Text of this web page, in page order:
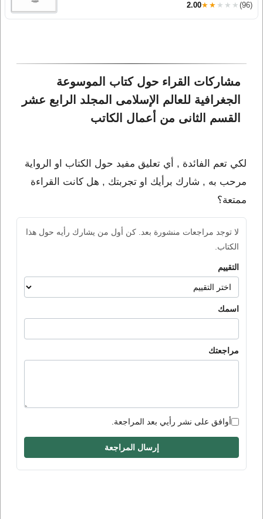
2.00★★★★★ (96)
مشاركات القراء حول كتاب الموسوعة
الجغرافية للعالم الإسلامى المجلد الرابع عشر
القسم الثانى من أعمال الكاتب
لكي تعم الفائدة , أي تعليق مفيد حول الكتاب او الرواية
مرحب به , شارك برأيك او تجربتك , هل كانت القراءة
ممتعة؟
لا توجد مراجعات منشورة بعد. كن أول من يشارك رأيه حول هذا
الكتاب.
التقييم
اسمك
مراجعتك
أوافق على نشر رأيي بعد المراجعة.
إرسال المراجعة